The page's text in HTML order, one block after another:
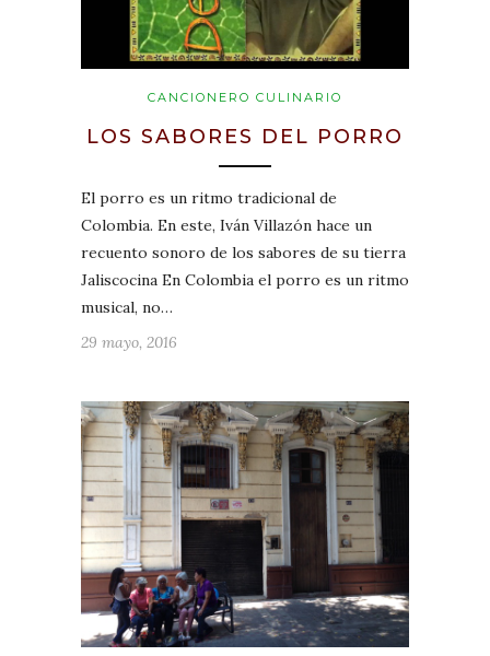
CANCIONERO CULINARIO
LOS SABORES DEL PORRO
El porro es un ritmo tradicional de
Colombia. En este, Iván Villazón hace un
recuento sonoro de los sabores de su tierra
Jaliscocina En Colombia el porro es un ritmo
musical, no…
29 mayo, 2016